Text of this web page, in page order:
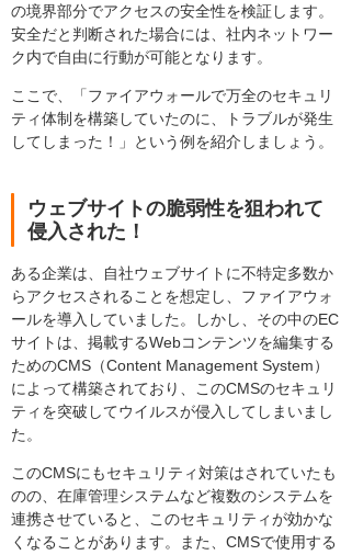
の境界部分でアクセスの安全性を検証します。
安全だと判断された場合には、社内ネットワー
ク内で自由に行動が可能となります。
ここで、「ファイアウォールで万全のセキュリ
ティ体制を構築していたのに、トラブルが発生
してしまった！」という例を紹介しましょう。
ウェブサイトの脆弱性を狙われて
侵入された！
ある企業は、自社ウェブサイトに不特定多数か
らアクセスされることを想定し、ファイアウォ
ールを導入していました。しかし、その中のEC
サイトは、掲載するWebコンテンツを編集する
ためのCMS（Content Management System）
によって構築されており、このCMSのセキュリ
ティを突破してウイルスが侵入してしまいまし
た。
このCMSにもセキュリティ対策はされていたも
のの、在庫管理システムなど複数のシステムを
連携させていると、このセキュリティが効かな
くなることがあります。また、CMSで使用する